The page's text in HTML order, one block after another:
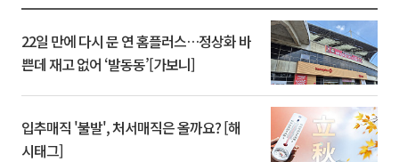
22일 만에 다시 문 연 홈플러스…정상화 바
쁜데 재고 없어 ‘발동동’[가보니]
입추매직 '불발', 처서매직은 올까요? [해
시태그]